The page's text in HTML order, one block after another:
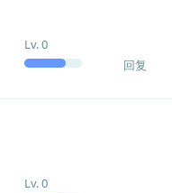
Lv.0
回复
Lv.0